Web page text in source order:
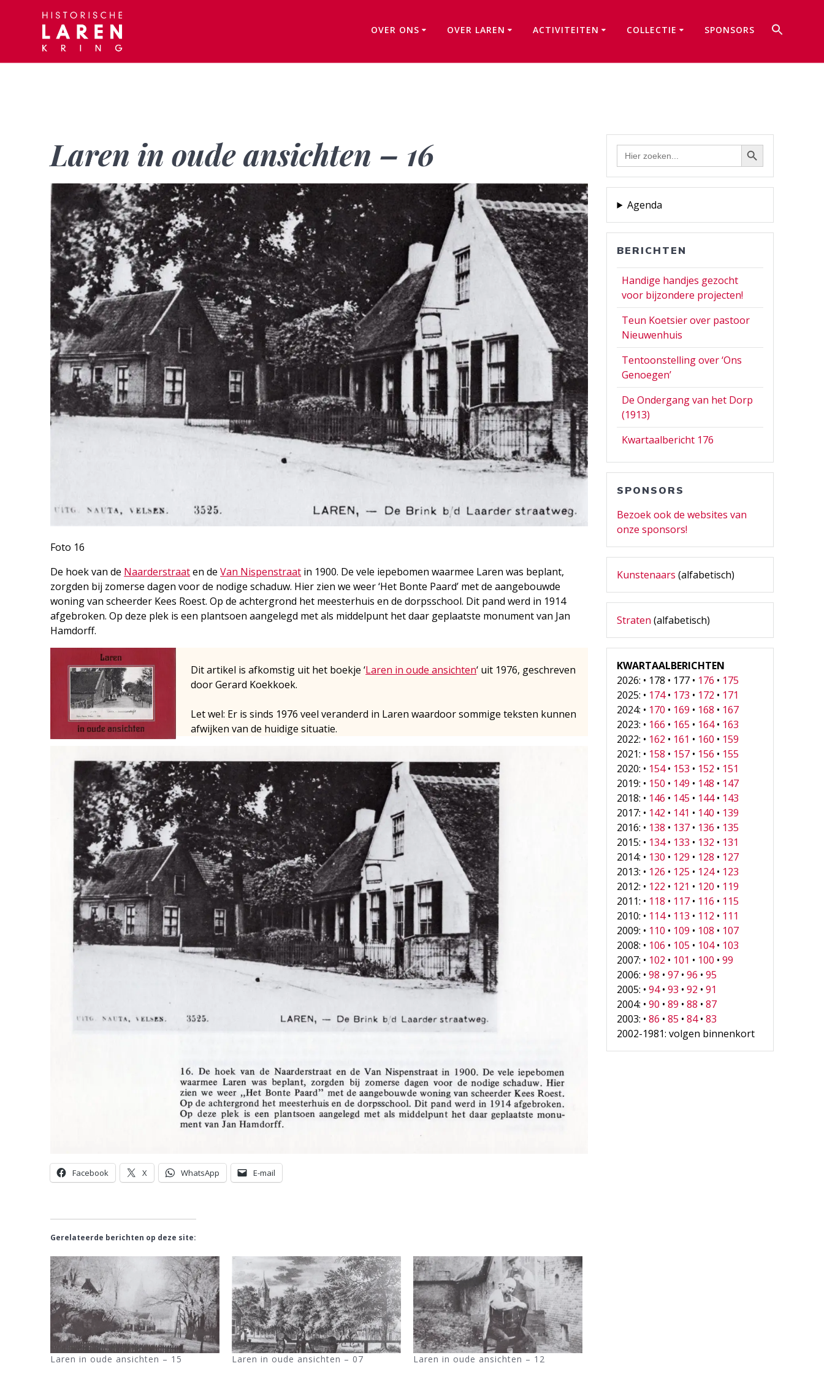
OVER ONS OVER LAREN ACTIVITEITEN COLLECTIE SPONSORS
Laren in oude ansichten – 16
Foto 16
De hoek van de Naarderstraaten deVan Nispenstraat in 1900. De vele iepebomen waarmee Laren was beplant,
zorgden bij zomerse dagen voor de nodige schaduw. Hier zien we weer ‘Het Bonte Paard’ met de aangebouwde
woning van scheerder Kees Roest. Op de achtergrond het meesterhuis en de dorpsschool. Dit pand werd in 1914
afgebroken. Op deze plek is een plantsoen aangelegd met als middelpunt het daar geplaatste monu­ment van Jan
Hamdorff.
Dit artikel is afkomstig uit het boekje ‘Laren in oude ansichten‘ uit 1976, geschreven
door Gerard Koekkoek.
Let wel: Er is sinds 1976 veel veranderd in Laren waardoor sommige teksten kunnen
afwijken van de huidige situatie.
Facebook X WhatsApp E-mail
Gerelateerde berichten op deze site:
Laren in oude ansichten – 15 Laren in oude ansichten – 07 Laren in oude ansichten – 12
Zoek
naar:
Zoekknop
Agenda
BERICHTEN
Handige handjes gezocht
voor bijzondere projecten!
Teun Koetsier over pastoor
Nieuwenhuis
Tentoonstelling over ‘Ons
Genoegen’
De Ondergang van het Dorp
(1913)
Kwartaalbericht 176
SPONSORS
Bezoek ook de websites van
onze sponsors!
Kunstenaars (alfabetisch)
Straten (alfabetisch)
KWARTAALBERICHTEN
2026: • 178 • 177 • 176 • 175
2025: • 174• 173 • 172 • 171
2024: • 170 • 169 • 168 • 167
2023: • 166 • 165 • 164• 163
2022: • 162 • 161 • 160 • 159
2021: • 158 • 157 • 156 • 155
2020: • 154• 153 • 152 • 151
2019: • 150 • 149 • 148 • 147
2018: • 146 • 145 • 144• 143
2017: • 142 • 141 • 140 • 139
2016: • 138 • 137 • 136 • 135
2015: • 134• 133 • 132 • 131
2014: • 130 • 129 • 128 • 127
2013: • 126 • 125 • 124• 123
2012: • 122 • 121 • 120 • 119
2011: • 118 • 117 • 116 • 115
2010: • 114• 113 • 112 • 111
2009: • 110 • 109 • 108 • 107
2008: • 106 • 105 • 104• 103
2007: • 102 • 101 • 100 •99
2006: •98 •97 •96 •95
2005: •94•93 •92 •91
2004: •90 •89 •88 •87
2003: •86 •85 •84•83
2002-1981: volgen binnenkort